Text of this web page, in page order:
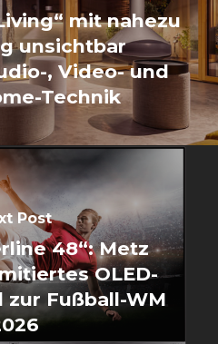
mit nahezu
unsichtbar
, Video- und
Technik
Post
48“: Metz
OLED-
Fußball-WM